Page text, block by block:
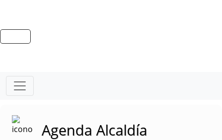
Agenda Alcaldía